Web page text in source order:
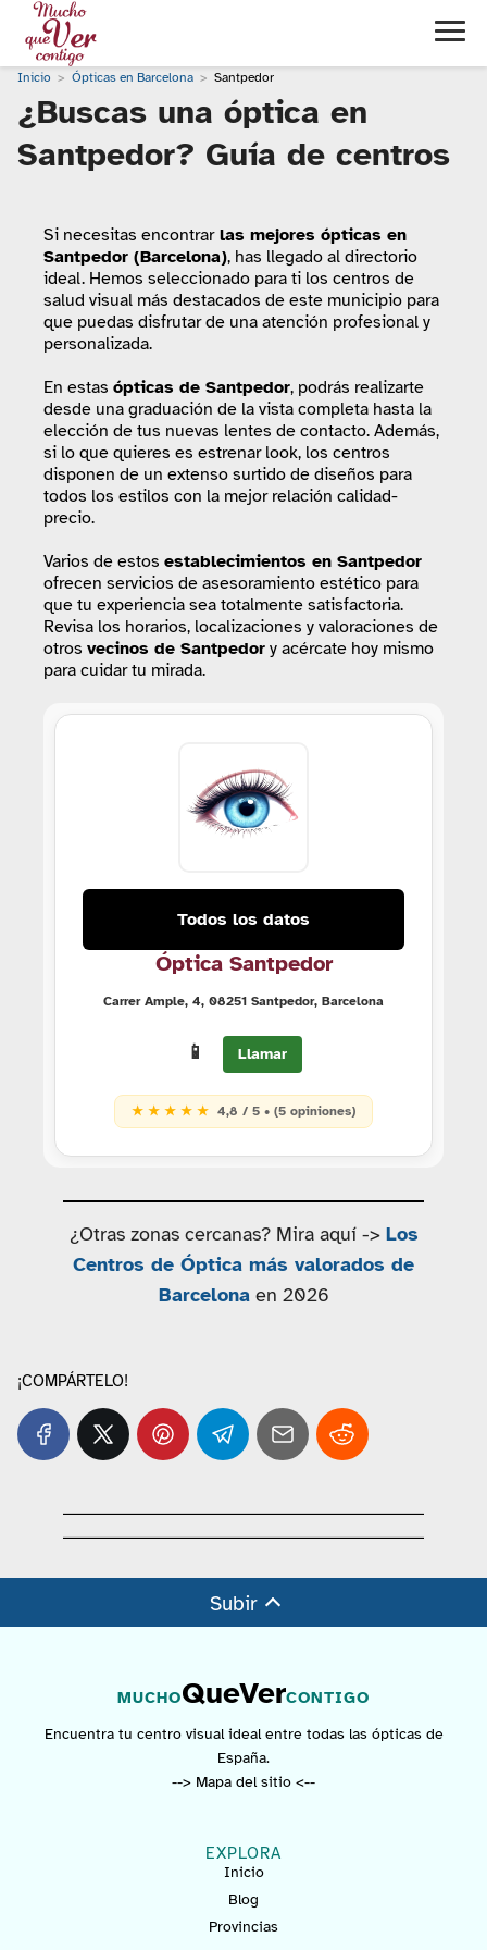
Inicio Ópticas en Barcelona Santpedor
¿Buscas una óptica en
Santpedor? Guía de centros
Si necesitas encontrarlas mejores ópticas en
Santpedor (Barcelona), has llegado al directorio
ideal. Hemos seleccionado para ti los centros de
salud visual más destacados de este municipio para
que puedas disfrutar de una atención profesional y
personalizada.
En estas ópticas de Santpedor, podrás realizarte
desde una graduación de la vista completa hasta la
elección de tus nuevas lentes de contacto. Además,
si lo que quieres es estrenar look, los centros
disponen de un extenso surtido de diseños para
todos los estilos con la mejor relación calidad-
precio.
Varios de estos establecimientos en Santpedor
ofrecen servicios de asesoramiento estético para
que tu experiencia sea totalmente satisfactoria.
Revisa los horarios, localizaciones y valoraciones de
otros vecinos de Santpedor y acércate hoy mismo
para cuidar tu mirada.
Todos los datos
Óptica Santpedor
Carrer Ample, 4, 08251 Santpedor, Barcelona
📱 Llamar
★ ★ ★ ★ ★ 4,8 / 5 • (5 opiniones)
¿Otras zonas cercanas? Mira aquí -> Los
Centros de Óptica más valorados de
Barcelonaen 2026
¡COMPÁRTELO!
Subir
MUCHOQueVerCONTIGO
Encuentra tu centro visual ideal entre todas las ópticas de
España.
--> Mapa del sitio <--
EXPLORA
Inicio
Blog
Provincias